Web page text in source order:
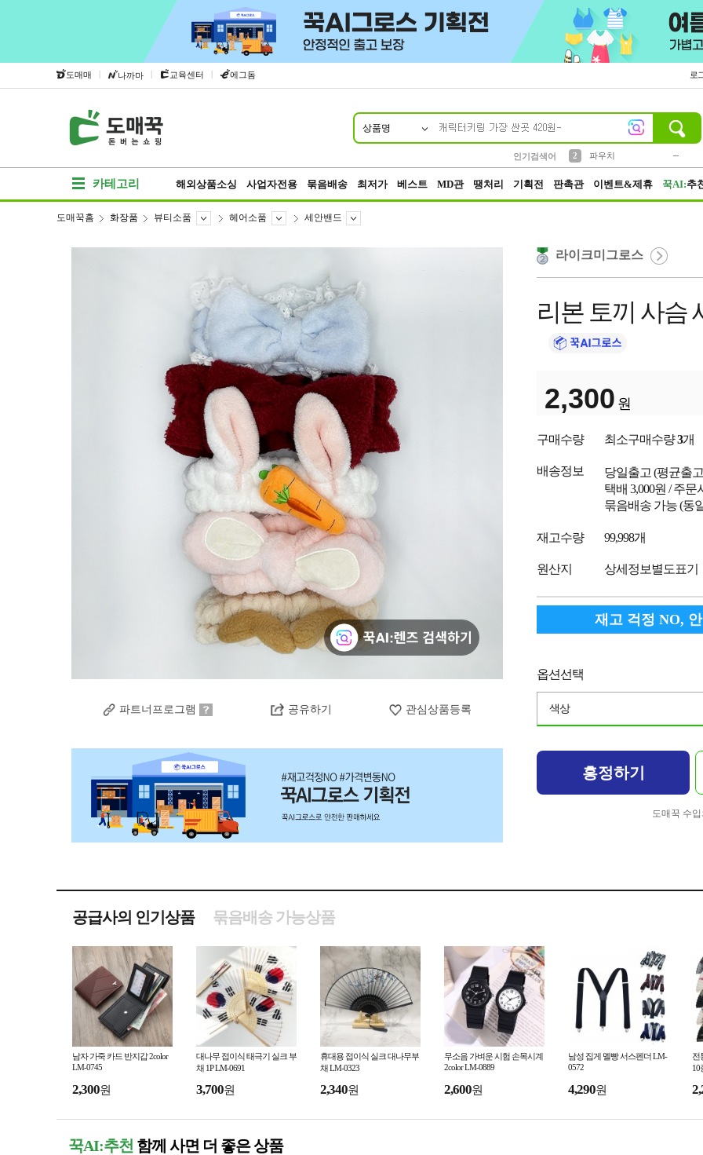
도매매 | 나까마 | 교육센터 | 에그돔 로
상품명
인기검색어
2
파우치
카테고리 해외상품소싱 사업자전용 묶음배송 최저가 베스트 MD관 땡처리 기획전 판촉관 이벤트&제휴 꾹AI:추
도매꾹홈 화장품 뷰티소품 헤어소품 세안밴드
파트너프로그램 공유하기 관심상품등록
라이크미그로스
리본 토끼 사슴
2,300 원
구매수량 최소구매수량3개
배송정보 당일출고 (평균출
택배 3,000원 / 주문
묶음배송 가능 (동
재고수량 99,998개
원산지 상세정보별도표기
재고 걱정 NO,
옵션선택
색상
흥정하기
도매꾹 수
공급사의 인기상품 묶음배송 가능상품
남자 가죽 카드 반지갑 2color
LM-0745
2,300원
대나무 접이식 태극기 실크 부
채 1P LM-0691
3,700원
휴대용 접이식 실크 대나무부
채 LM-0323
2,340원
무소음 가벼운 시험 손목시계
2color LM-0889
2,600원
남성 집게 멜빵 서스펜더 LM-
0572
4,290원
전
10
꾹AI:추천 함께 사면 더 좋은 상품